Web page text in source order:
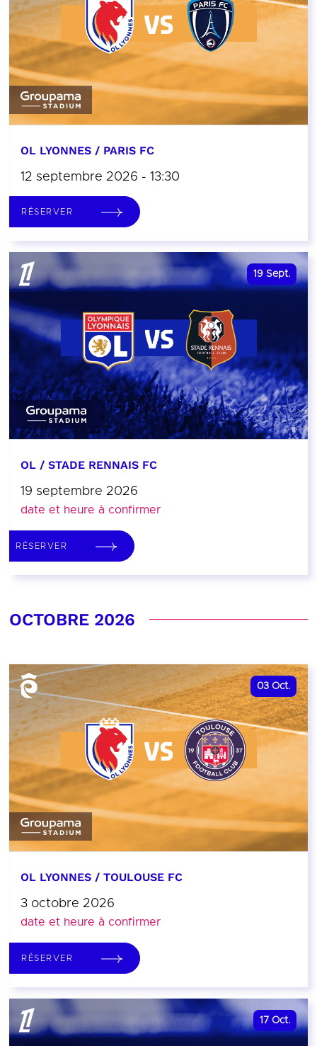
OL LYONNES / PARIS FC
12 septembre 2026 - 13:30
RÉSERVER
19 Sept.
OL / STADE RENNAIS FC
19 septembre 2026
date et heure à confirmer
RÉSERVER
OCTOBRE 2026
03 Oct.
OL LYONNES / TOULOUSE FC
3 octobre 2026
date et heure à confirmer
RÉSERVER
17 Oct.